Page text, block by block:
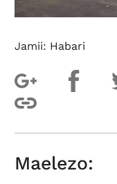
Jamii: Habari
Maelezo: